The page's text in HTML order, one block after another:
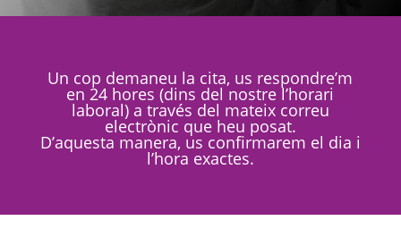
Un cop demaneu la cita, us respondre’m
en 24 hores (dins del nostre l’horari
laboral) a través del mateix correu
electrònic que heu posat.
D’aquesta manera, us confirmarem el dia i
l’hora exactes.